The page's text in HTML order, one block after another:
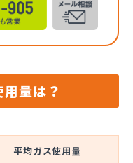
量は？
平均ガス使用量